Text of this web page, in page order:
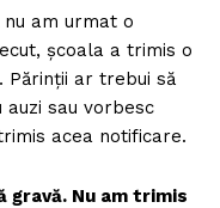
am urmat o
școala a trimis o
ar trebui să
auzi sau vorbesc
acea notificare.
gravă. Nu am trimis